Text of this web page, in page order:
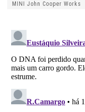
MINI John Cooper Works